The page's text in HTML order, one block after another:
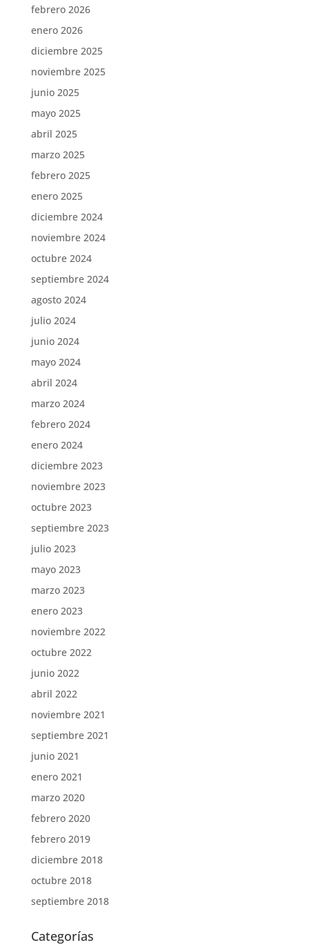
febrero 2026
enero 2026
diciembre 2025
noviembre 2025
junio 2025
mayo 2025
abril 2025
marzo 2025
febrero 2025
enero 2025
diciembre 2024
noviembre 2024
octubre 2024
septiembre 2024
agosto 2024
julio 2024
junio 2024
mayo 2024
abril 2024
marzo 2024
febrero 2024
enero 2024
diciembre 2023
noviembre 2023
octubre 2023
septiembre 2023
julio 2023
mayo 2023
marzo 2023
enero 2023
noviembre 2022
octubre 2022
junio 2022
abril 2022
noviembre 2021
septiembre 2021
junio 2021
enero 2021
marzo 2020
febrero 2020
febrero 2019
diciembre 2018
octubre 2018
septiembre 2018
Categorías